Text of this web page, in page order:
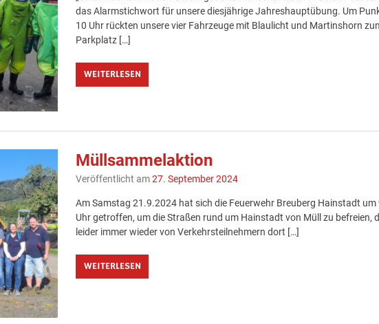
das Alarmstichwort für unsere diesjährige Jahreshauptübung. Um
10 Uhr rückten unsere vier Fahrzeuge mit Blaulicht und Martinshorn
Parkplatz […]
WEITERLESEN
Müllsammelaktion
Veröffentlicht am27. September 2024
Am Samstag 21.9.2024 hat sich die Feuerwehr Breuberg Hainstadt um
Uhr getroffen, um die Straßen rund um Hainstadt von Müll zu befreien,
leider immer wieder von Verkehrsteilnehmern dort […]
WEITERLESEN